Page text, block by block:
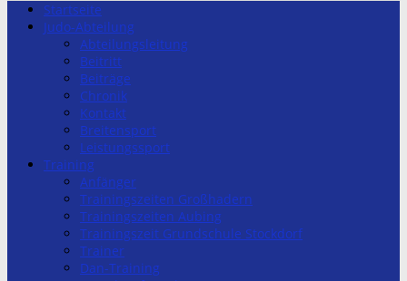
Startseite
Judo-Abteilung
Abteilungsleitung
Beitritt
Beiträge
Chronik
Kontakt
Breitensport
Leistungssport
Training
Anfänger
Trainingszeiten Großhadern
Trainingszeiten Aubing
Trainingszeit Grundschule Stockdorf
Trainer
Dan-Training